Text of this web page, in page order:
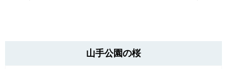
山手公園の桜